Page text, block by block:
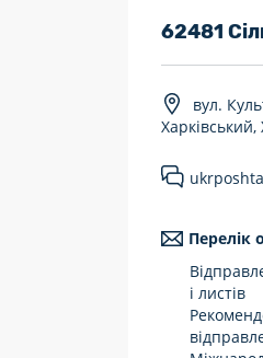
7 днів
62481
вул.
Харківський,
Перелік
і листів